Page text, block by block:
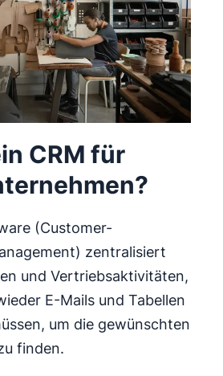
CRM für
(Customer-
zentralisiert
und Vertriebsaktivitäten,
E-Mails und Tabellen
um die gewünschten
finden.